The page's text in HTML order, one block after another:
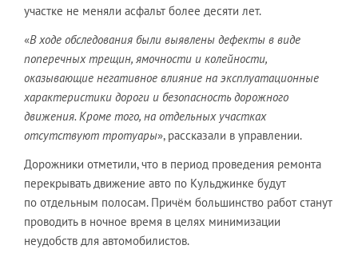
участке не меняли асфальт более десяти лет.
«В ходе обследования были выявлены дефекты в виде
поперечных трещин, ямочности и колейности,
оказывающие негативное влияние на эксплуатационные
характеристики дороги и безопасность дорожного
движения. Кроме того, на отдельных участках
отсутствуют тротуары», рассказали в управлении.
Дорожники отметили, что в период проведения ремонта
перекрывать движение авто по Кульджинке будут
по отдельным полосам. Причём большинство работ станут
проводить в ночное время в целях минимизации
неудобств для автомобилистов.